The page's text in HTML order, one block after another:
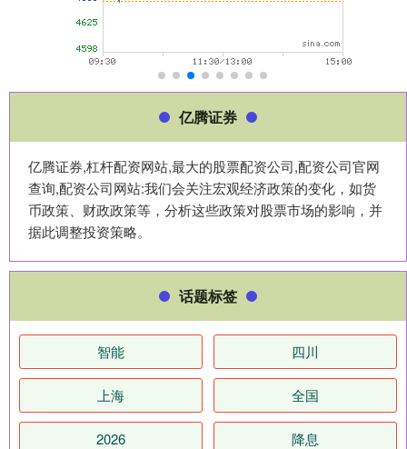
亿腾证券
亿腾证券,杠杆配资网站,最大的股票配资公司,配资公司官网
查询,配资公司网站:我们会关注宏观经济政策的变化，如货
币政策、财政政策等，分析这些政策对股票市场的影响，并
据此调整投资策略。
话题标签
智能 四川
上海 全国
2026 降息